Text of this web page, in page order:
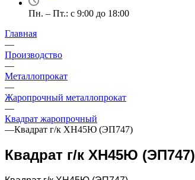
Пн. – Пт.: с 9:00 до 18:00
Главная
—
Производство
—
Металлопрокат
—
Жаропрочный металлопрокат
—
Квадрат жаропрочный
—Квадрат г/к ХН45Ю (ЭП747)
Квадрат г/к ХН45Ю (ЭП747)